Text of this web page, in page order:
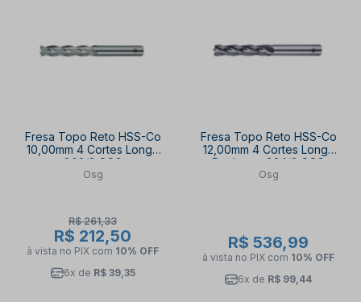
Fresa Topo Reto HSS-Co
10,00mm 4 Cortes Longa
802/2 OSG
Osg
R$ 261,33
R$ 212,50
à vista no PIX com 10% OFF
6x de R$ 39,35
Fresa Topo Reto HSS-Co
12,00mm 4 Cortes Longa
Desbaste 834/2 OSG
Osg
R$ 536,99
à vista no PIX com 10% OFF
6x de R$ 99,44